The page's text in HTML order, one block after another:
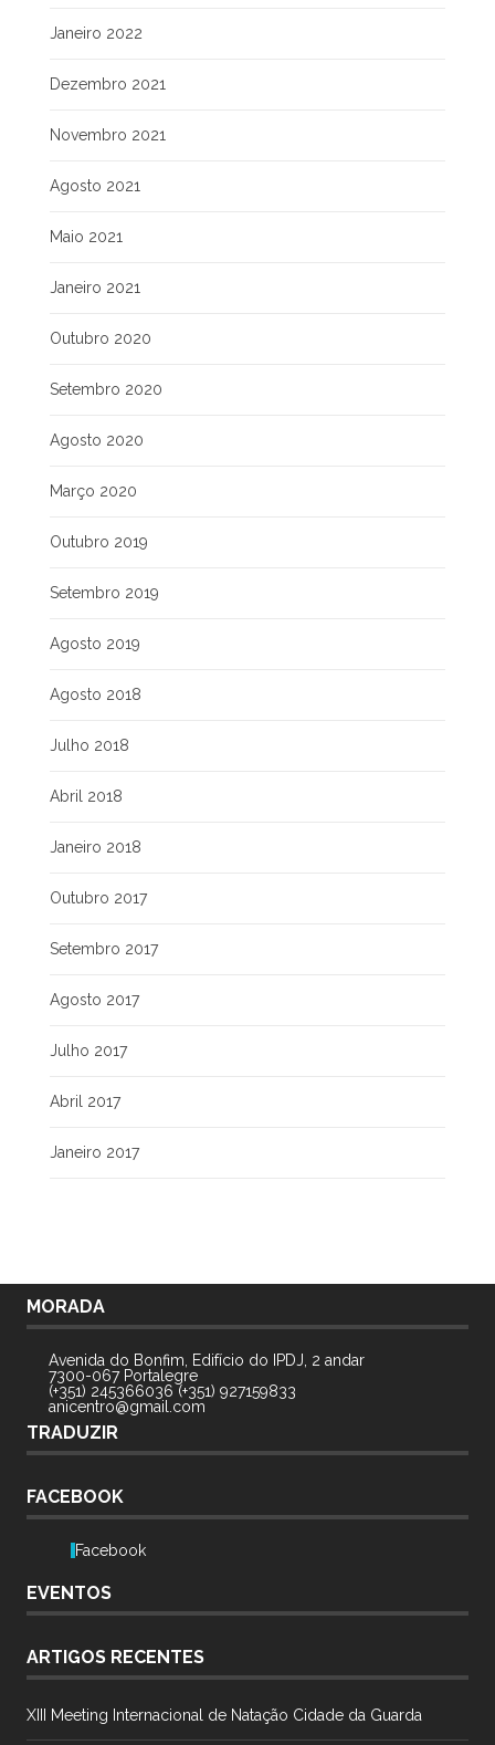
Janeiro 2022
Dezembro 2021
Novembro 2021
Agosto 2021
Maio 2021
Janeiro 2021
Outubro 2020
Setembro 2020
Agosto 2020
Março 2020
Outubro 2019
Setembro 2019
Agosto 2019
Agosto 2018
Julho 2018
Abril 2018
Janeiro 2018
Outubro 2017
Setembro 2017
Agosto 2017
Julho 2017
Abril 2017
Janeiro 2017
MORADA
Avenida do Bonfim, Edifício do IPDJ, 2 andar
7300-067 Portalegre
(+351) 245366036 (+351) 927159833
anicentro@gmail.com
TRADUZIR
FACEBOOK
Facebook
EVENTOS
ARTIGOS RECENTES
XIII Meeting Internacional de Natação Cidade da Guarda